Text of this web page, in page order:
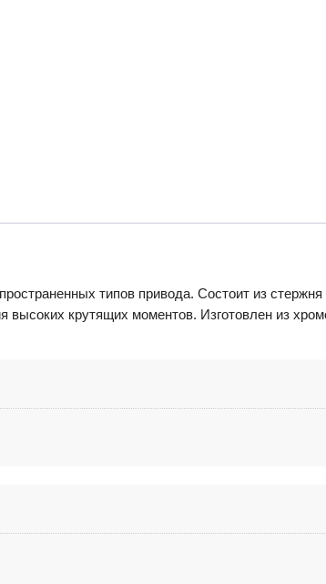
типов привода. Состоит из
высоких крутящих моментов. Изготовлен из